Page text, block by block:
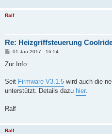
Ralf
Re: Heizgriffsteuerung
B
i
a
01 Jan 2017 - 16:54
Zur Info:
Seit Firmware V3.1.5 wird auch die
unterstützt. Details dazu hier.
Ralf
Ralf